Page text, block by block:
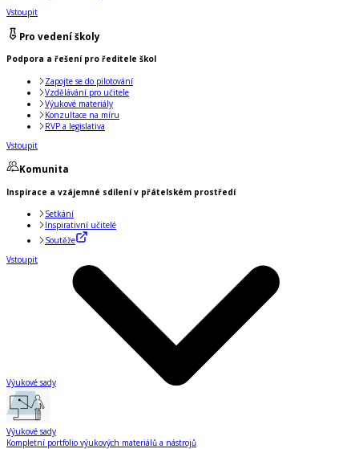
Vstoupit
Pro vedení školy
Podpora a řešení pro ředitele škol
Zapojte se do pilotování
Vzdělávání pro učitele
Výukové materiály
Konzultace na míru
RVP a legislativa
Vstoupit
Komunita
Inspirace a vzájemné sdílení v přátelském prostředí
Setkání
Inspirativní učitelé
Soutěže
Vstoupit
Výukové sady
Výukové sady
Kompletní portfolio výukových materiálů a nástrojů